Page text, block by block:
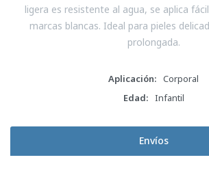
ligera es resistente al agua, se aplica
marcas blancas. Ideal para pieles
prolongada.
Aplicación
Corporal
Edad
Infantil
Envíos